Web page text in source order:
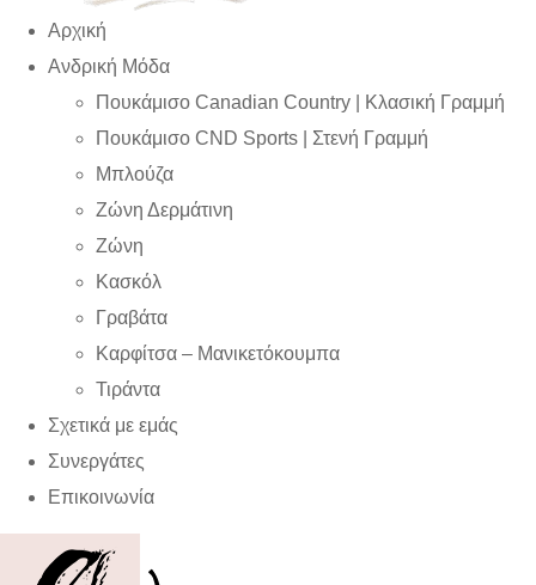
Αρχική
Ανδρική Μόδα
Πουκάμισο Canadian Country | Kλασική Γραμμή
Πουκάμισο CND Sports | Στενή Γραμμή
Μπλούζα
Ζώνη Δερμάτινη
Ζώνη
Κασκόλ
Γραβάτα
Καρφίτσα – Μανικετόκουμπα
Τιράντα
Σχετικά με εμάς
Συνεργάτες
Επικοινωνία